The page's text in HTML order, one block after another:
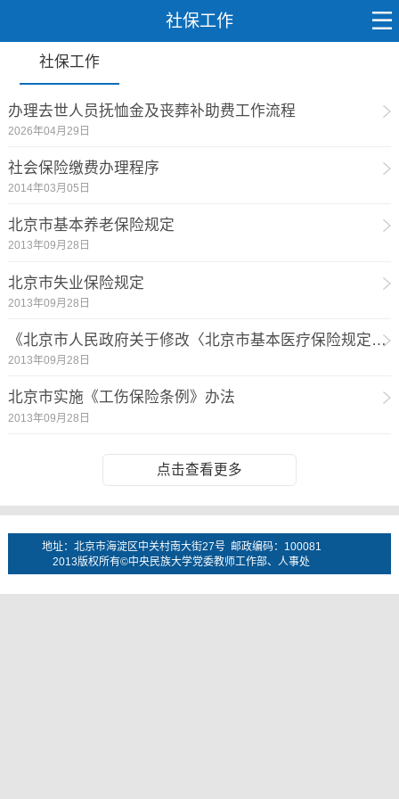
社保工作
社保工作
办理去世人员抚恤金及丧葬补助费工作流程
2026年04月29日
社会保险缴费办理程序
2014年03月05日
北京市基本养老保险规定
2013年09月28日
北京市失业保险规定
2013年09月28日
《北京市人民政府关于修改〈北京市基本医疗保险规定〉的决定》
2013年09月28日
北京市实施《工伤保险条例》办法
2013年09月28日
点击查看更多
地址：北京市海淀区中关村南大街27号 邮政编码：100081
2013版权所有©中央民族大学党委教师工作部、人事处